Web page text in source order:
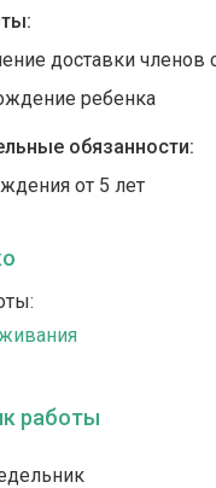
доставки членов
ребенка
обязанности:
от 5 лет
работы